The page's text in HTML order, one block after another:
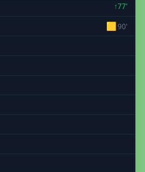
↑77'
🟨90'